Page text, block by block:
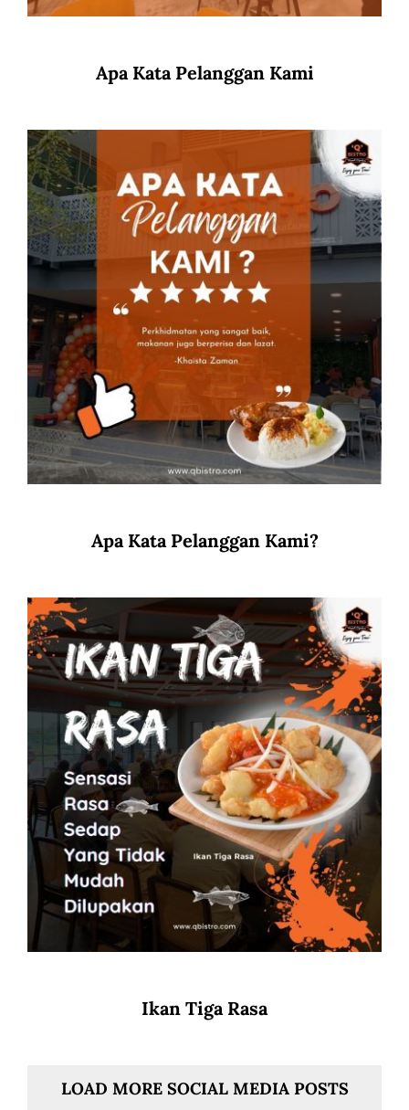
Apa Kata Pelanggan Kami
Apa Kata Pelanggan Kami?
Ikan Tiga Rasa
LOAD MORE SOCIAL MEDIA POSTS